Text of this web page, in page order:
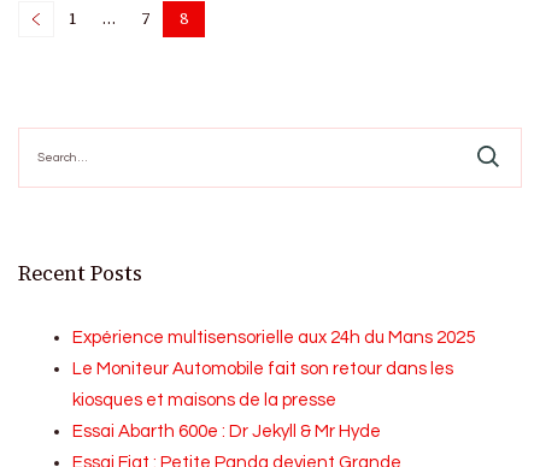
Posts
Page
1 … Page
7 Page
8
for:
Recent Posts
Expérience multisensorielle aux 24h du Mans 2025
Le Moniteur Automobile fait son retour dans les
kiosques et maisons de la presse
Essai Abarth 600e : Dr Jekyll & Mr Hyde
Essai Fiat : Petite Panda devient Grande